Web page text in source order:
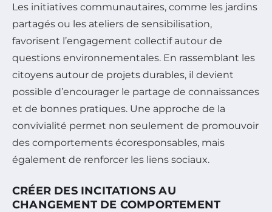
Les initiatives communautaires, comme les jardins
partagés ou les ateliers de sensibilisation,
favorisent l’engagement collectif autour de
questions environnementales. En rassemblant les
citoyens autour de projets durables, il devient
possible d’encourager le partage de connaissances
et de bonnes pratiques. Une approche de la
convivialité permet non seulement de promouvoir
des comportements écoresponsables, mais
également de renforcer les liens sociaux.
CRÉER DES INCITATIONS AU
CHANGEMENT DE COMPORTEMENT